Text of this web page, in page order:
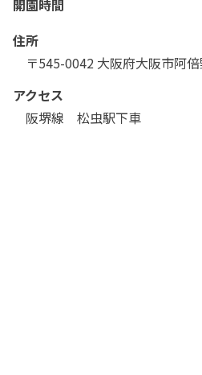
開園時間
住所
〒545-0042 大阪府大阪市阿
アクセス
阪堺線　松虫駅下車